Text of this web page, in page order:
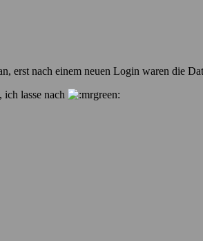
erst nach einem neuen Login waren die
lasse nach